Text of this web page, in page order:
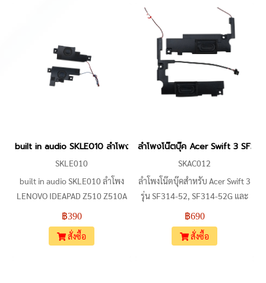
และ Mars15 VX60 สินค้ามาครบ
ชุดทั้งด้านซ้ายและด้านขวา (L+R)
พร้อมสายแพเชื่อมต่อแบบ 4-Pin
ZX53V, ZX53VD, ZX53VE ตัว
สินค้ามาครบชุดทั้งด้านซ้ายและ
ด้านขวา (L+R) พร้อมสายไฟและ
หัวเสียบที่ออกแบบมาให้ตรงกับ
ตำแหน่งเดิมภายในตัวเครื่อง
เหมาะสำหรับงานซ่อมเปลี่ยน
built in audio SKLE010 ลำโพง LENOVO IDEAPAD Z510
SKLE010
built in audio SKLE010 ลำโพง
LENOVO IDEAPAD Z510 Z510A
PK23000JP00,90204000
ประกัน 7 วัน
฿390
สั่งซื้อ
ลำโพงโน๊ตบุ๊ค Acer Swift 3
SKAC012
ลำโพงโน๊ตบุ๊คสำหรับ Acer Swift 3
รุ่น SF314-52, SF314-52G และ
SF314-53G รองรับหัวต่อ 4-Pin
ใช้รหัสพาร์ท 04A4-02Y3000
หรือ 023.400EJ.0001 อะไหล่
฿690
สั่งซื้อ